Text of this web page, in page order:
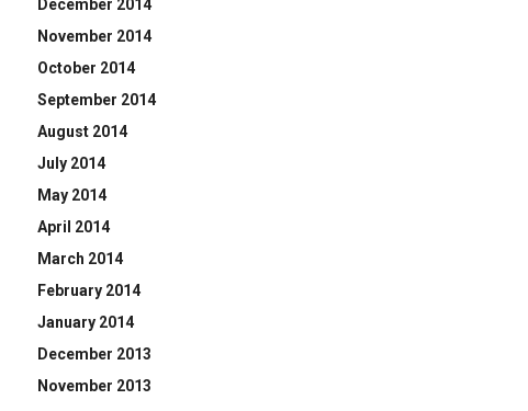
December 2014
November 2014
October 2014
September 2014
August 2014
July 2014
May 2014
April 2014
March 2014
February 2014
January 2014
December 2013
November 2013